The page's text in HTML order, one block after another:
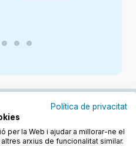
Política de privacitat
per la Web i ajudar a millorar-ne el
arxius de funcionalitat similar.